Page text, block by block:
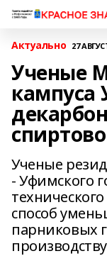
Актуально 27
Ученые
Ученые
- Уфимского
способ
парниковых